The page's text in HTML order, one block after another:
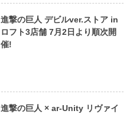
進撃の巨人 デビルver.ストア in
ロフト3店舗 7月2日より順次開
催!
進撃の巨人 × ar-Unity リヴァイ